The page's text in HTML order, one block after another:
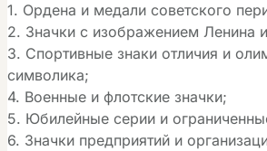
1. Ордена и медали советского
2. Значки с изображением Ленина
3. Спортивные знаки отличия и
символика;
4. Военные и флотские значки;
5. Юбилейные серии и
6. Значки предприятий и